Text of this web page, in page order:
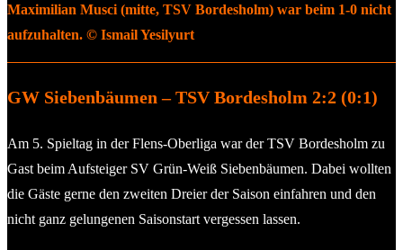
Maximilian Musci (mitte, TSV Bordesholm) war beim 1-0 nicht
aufzuhalten. © Ismail Yesilyurt
GW Siebenbäumen – TSV Bordesholm 2:2 (0:1)
Am 5. Spieltag in der Flens-Oberliga war der TSV Bordesholm zu
Gast beim Aufsteiger SV Grün-Weiß Siebenbäumen. Dabei wollten
die Gäste gerne den zweiten Dreier der Saison einfahren und den
nicht ganz gelungenen Saisonstart vergessen lassen.